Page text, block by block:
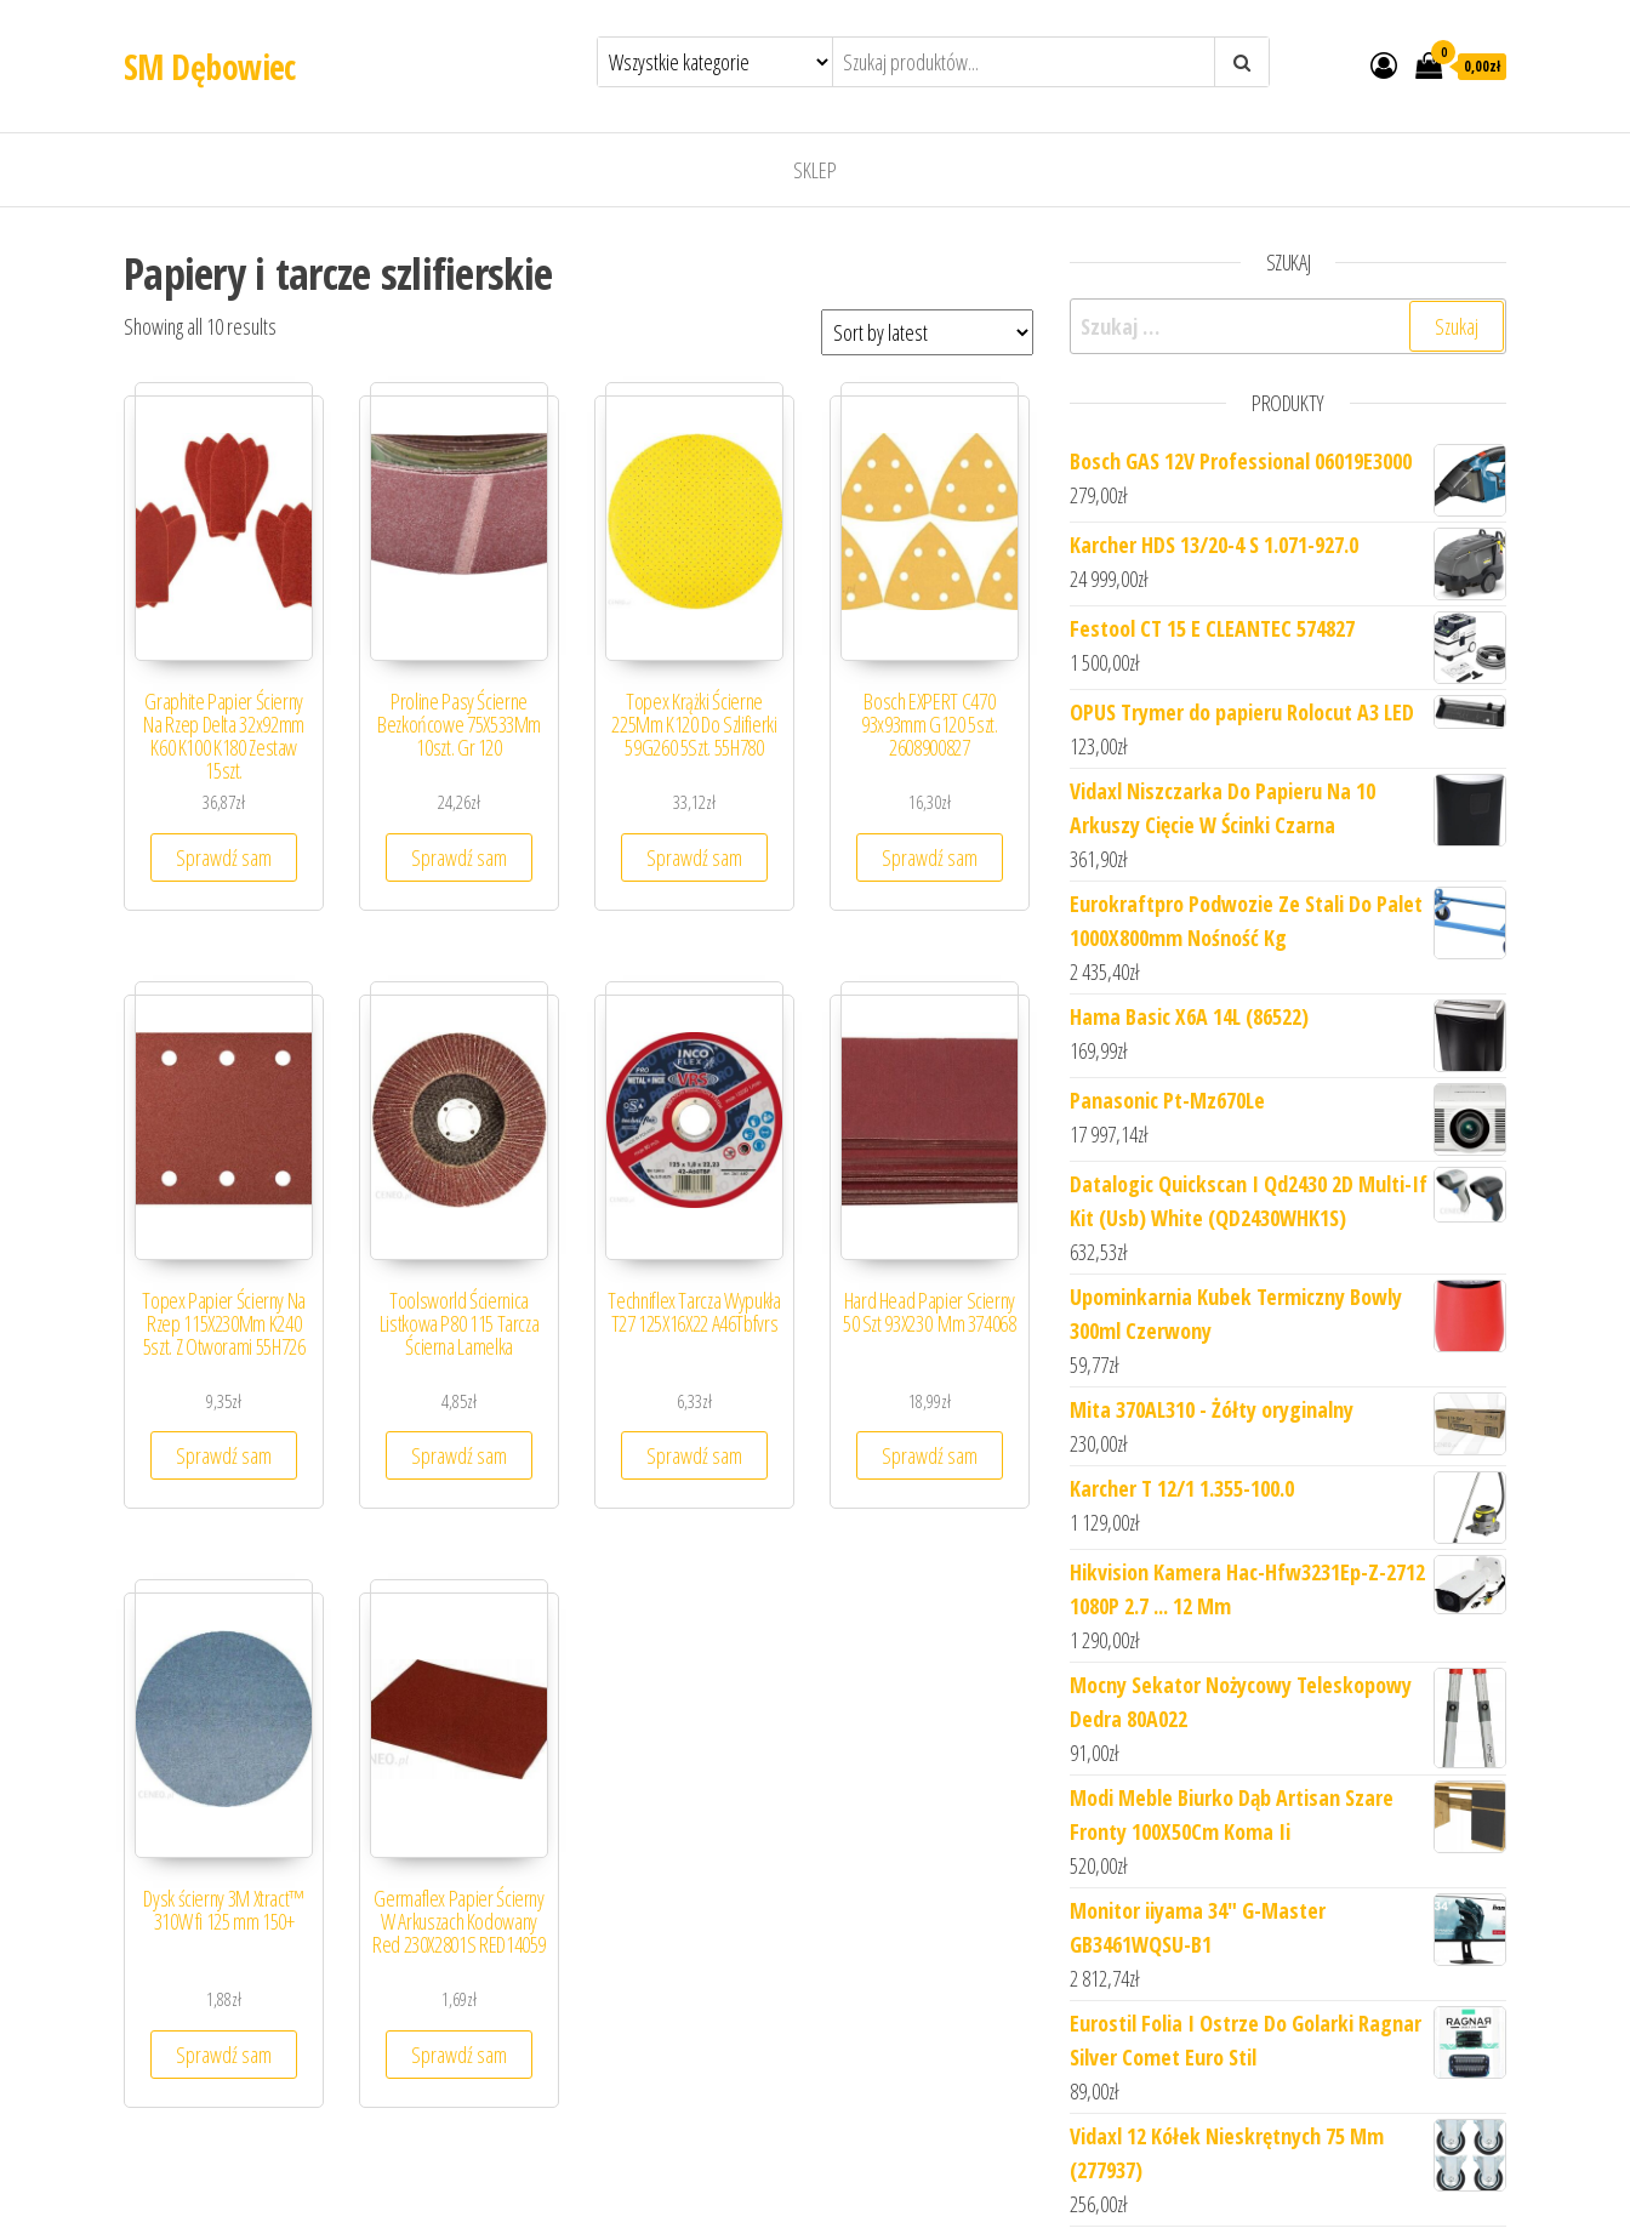
SM Dębowiec 0
0,00zł
SKLEP
Papiery i tarcze szlifierskie
Showing all 10 results
Graphite Papier Ścierny
Na Rzep Delta 32x92mm
K60 K100 K180 Zestaw
15szt.
36,87zł
Sprawdź sam
Proline Pasy Ścierne
Bezkońcowe 75X533Mm
10szt. Gr 120
24,26zł
Sprawdź sam
Topex Krążki Ścierne
225Mm K120 Do Szlifierki
59G260 5Szt. 55H780
33,12zł
Sprawdź sam
Bosch EXPERT C470
93x93mm G120 5szt.
2608900827
16,30zł
Sprawdź sam
Topex Papier Ścierny Na
Rzep 115X230Mm K240
5szt. Z Otworami 55H726
9,35zł
Sprawdź sam
Toolsworld Ściernica
Listkowa P80 115 Tarcza
Ścierna Lamelka
4,85zł
Sprawdź sam
Techniflex Tarcza Wypukła
T27 125X16X22 A46Tbfvrs
6,33zł
Sprawdź sam
Hard Head Papier Scierny
50 Szt 93X230 Mm 374068
18,99zł
Sprawdź sam
Dysk ścierny 3M Xtract™
310W fi 125 mm 150+
1,88zł
Sprawdź sam
Germaflex Papier Ścierny
W Arkuszach Kodowany
Red 230X2801S RED14059
1,69zł
Sprawdź sam
SZUKAJ
Szukaj:
PRODUKTY
Bosch GAS 12V Professional 06019E3000
279,00zł
Karcher HDS 13/20-4 S 1.071-927.0
24 999,00zł
Festool CT 15 E CLEANTEC 574827
1 500,00zł
OPUS Trymer do papieru Rolocut A3 LED
123,00zł
Vidaxl Niszczarka Do Papieru Na 10
Arkuszy Cięcie W Ścinki Czarna
361,90zł
Eurokraftpro Podwozie Ze Stali Do Palet
1000X800mm Nośność Kg
2 435,40zł
Hama Basic X6A 14L (86522)
169,99zł
Panasonic Pt-Mz670Le
17 997,14zł
Datalogic Quickscan I Qd2430 2D Multi-If
Kit (Usb) White (QD2430WHK1S)
632,53zł
Upominkarnia Kubek Termiczny Bowly
300ml Czerwony
59,77zł
Mita 370AL310 - Żółty oryginalny
230,00zł
Karcher T 12/1 1.355-100.0
1 129,00zł
Hikvision Kamera Hac-Hfw3231Ep-Z-2712
1080P 2.7 ... 12 Mm
1 290,00zł
Mocny Sekator Nożycowy Teleskopowy
Dedra 80A022
91,00zł
Modi Meble Biurko Dąb Artisan Szare
Fronty 100X50Cm Koma Ii
520,00zł
Monitor iiyama 34" G-Master
GB3461WQSU-B1
2 812,74zł
Eurostil Folia I Ostrze Do Golarki Ragnar
Silver Comet Euro Stil
89,00zł
Vidaxl 12 Kółek Nieskrętnych 75 Mm
(277937)
256,00zł